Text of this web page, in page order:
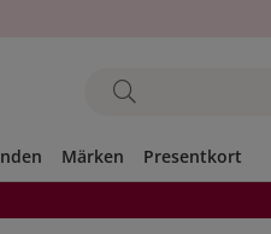
Märken Presentkort